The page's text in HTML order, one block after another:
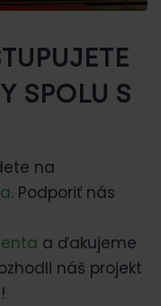
SPOLU S
na
. Podporiť nás
a ďakujeme
náš projekt